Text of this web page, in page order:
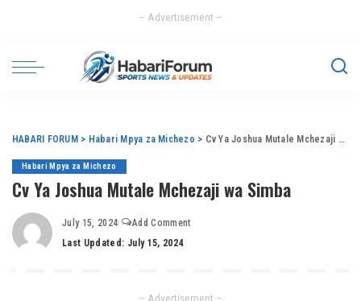
– Advertisement –
HABARI FORUM > Habari Mpya za Michezo > Cv Ya Joshua Mutale Mchezaji wa Simba
Habari Mpya za Michezo
Cv Ya Joshua Mutale Mchezaji wa Simba
July 15, 2024
Add Comment
Last Updated: July 15, 2024
– Advertisement –